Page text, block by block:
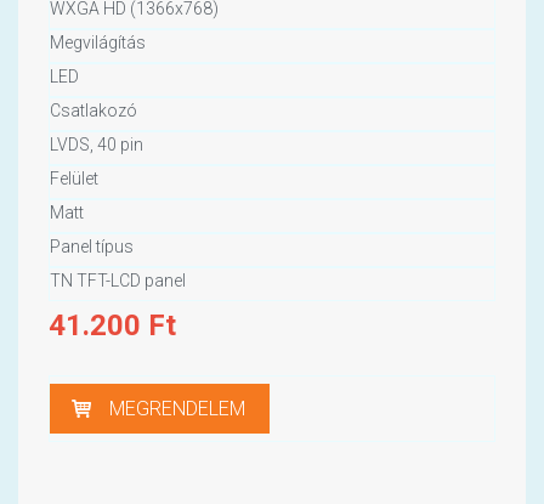
WXGA HD (1366x768)
Megvilágítás
LED
Csatlakozó
LVDS, 40 pin
Felület
Matt
Panel típus
TN TFT-LCD panel
41.200 Ft
MEGRENDELEM